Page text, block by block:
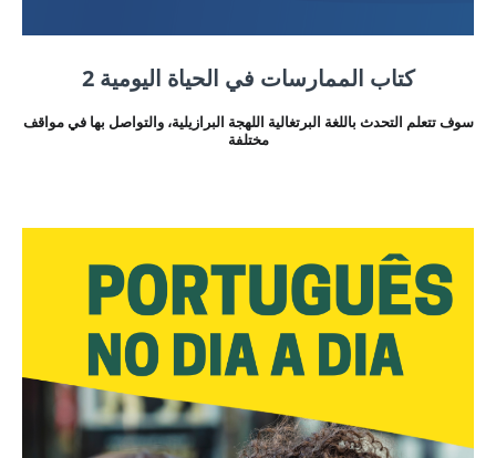
كتاب الممارسات في الحياة اليومية 2
سوف تتعلم التحدث باللغة البرتغالية اللهجة البرازيلية، والتواصل بها في مواقف
مختلفة